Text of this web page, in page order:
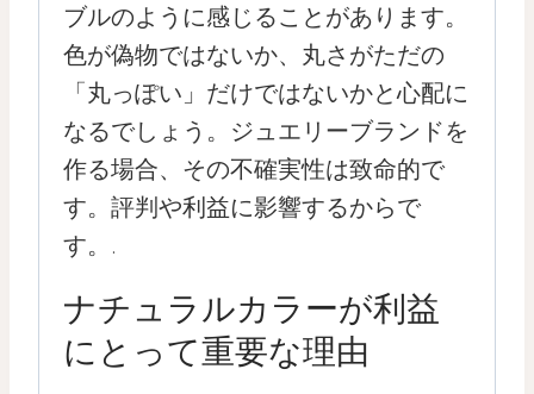
ブルのように感じることがあります。
色が偽物ではないか、丸さがただの
「丸っぽい」だけではないかと心配に
なるでしょう。ジュエリーブランドを
作る場合、その不確実性は致命的で
す。評判や利益に影響するからで
す。.
ナチュラルカラーが利益
にとって重要な理由